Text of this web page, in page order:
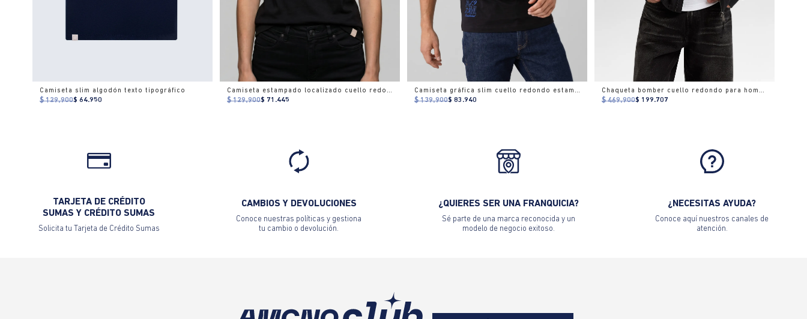
Camiseta slim algodón texto tipográfico
$ 129.900$ 64.950
Camiseta estampado localizado cuello redondo para mujer
$ 129.900$ 71.445
Camiseta gráfica slim cuello redondo estampado
$ 139.900$ 83.940
Chaqueta bomber cuello redondo para hombre
$ 469.900$ 199.707
TARJETA DE CRÉDITO
SUMAS Y CRÉDITO SUMAS
Solicita tu Tarjeta de Crédito Sumas
CAMBIOS Y DEVOLUCIONES
Conoce nuestras políticas y gestiona
tu cambio o devolución.
¿QUIERES SER UNA FRANQUICIA?
Sé parte de una marca reconocida y un
modelo de negocio exitoso.
¿NECESITAS AYUDA?
Conoce aquí nuestros canales de
atención.